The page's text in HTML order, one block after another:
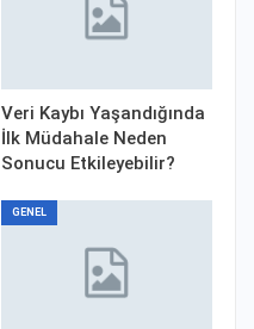
Veri Kaybı Yaşandığında
İlk Müdahale Neden
Sonucu Etkileyebilir?
GENEL